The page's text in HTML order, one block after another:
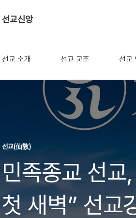
선교신앙
선교 소개 선교 교조 선교
선교(仙敎)
민족종교 선
첫 새벽” 선교